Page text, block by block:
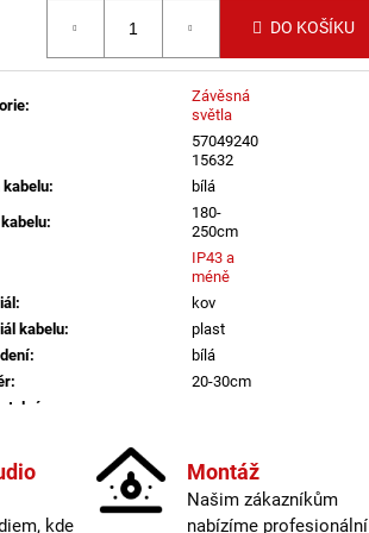
DO KOŠÍKU
:
Závěsná
světla
57049240
15632
kabelu:
bílá
:
180-
250cm
IP43 a
méně
:
kov
kabelu:
plast
:
bílá
:
20-30cm
:
do 1m
E27
kde
Montáž
Našim zákazníkům
nabízíme profesionální